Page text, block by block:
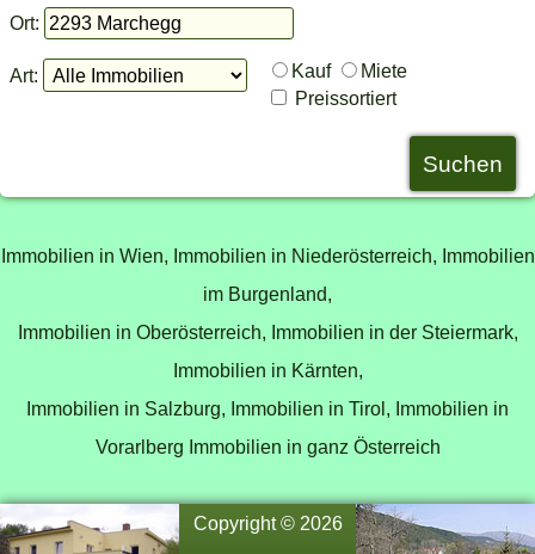
Ort:
Art: Kauf
Miete
Preissortiert
Immobilien in Wien, Immobilien in Niederösterreich, Immobilien
im Burgenland,
Immobilien in Oberösterreich, Immobilien in der Steiermark,
Immobilien in Kärnten,
Immobilien in Salzburg, Immobilien in Tirol, Immobilien in
Vorarlberg Immobilien in ganz Österreich
Copyright © 2026